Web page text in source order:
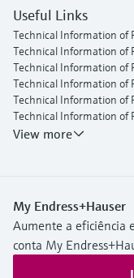
Endress+Hauser Flow
Useful Links
Technical Information of
Technical Information of
Technical Information of
Technical Information of
Technical Information of
Technical Information of
Operating Instructions
View more
My Endress+Hauser
Aumente a eficiência
conta My